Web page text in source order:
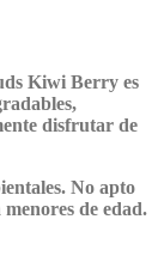
Kiwi Berry es
disfrutar de
No apto
de edad.